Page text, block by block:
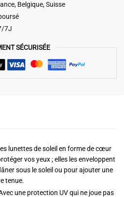
Belgique, Suisse
7J
SÉCURISÉE
lunettes de soleil en forme de cœur
vos yeux ; elles les enveloppent
sous le soleil ou pour ajouter une
tenue.
une protection UV qui ne joue pas